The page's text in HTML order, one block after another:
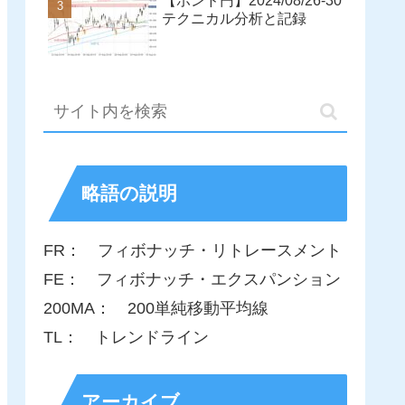
テクニカル分析と記録
略語の説明
FR： フィボナッチ・リトレースメント
FE： フィボナッチ・エクスパンション
200MA： 200単純移動平均線
TL： トレンドライン